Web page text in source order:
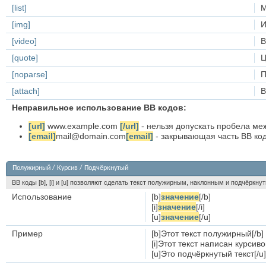
[list]
[img]
[video]
[quote]
[noparse]
[attach]
Неправильное использование BB кодов:
[url] www.example.com [/url] - нельзя допускать пробела
[email]mail@domain.com[email] - закрывающая часть BB
Полужирный / Курсив / Подчёркнутый
BB коды [b], [i] и [u] позволяют сделать текст полужирным, наклонным и
[b]значение[/b]
[i]значение[/i]
[u]значение[/u]
Использование
[b]Этот текст полужирный[/b]
[i]Этот текст написан
[u]Это подчёркнутый текст[/u]
Пример